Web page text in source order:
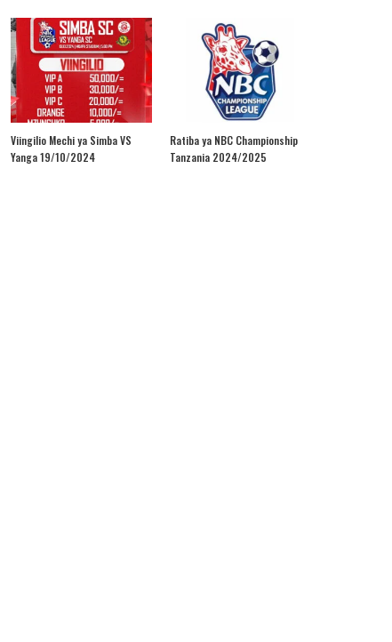
Viingilio Mechi ya Simba VS
Yanga 19/10/2024
Ratiba ya NBC Championship
Tanzania 2024/2025